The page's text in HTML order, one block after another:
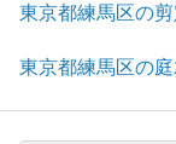
東京都練馬区の
東京都練馬区の